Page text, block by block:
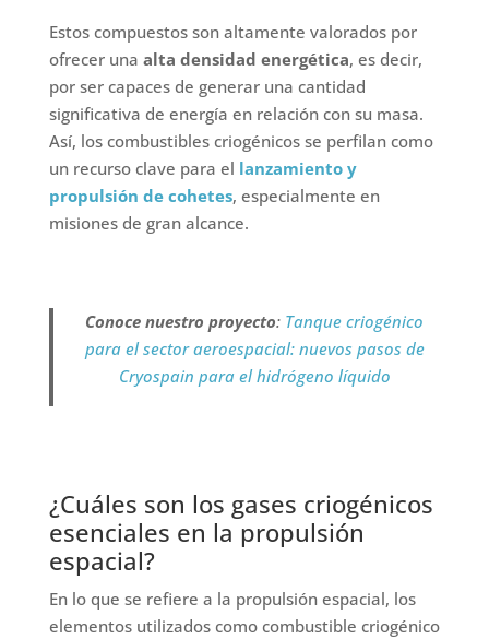
Estos compuestos son altamente valorados por
ofrecer una alta densidad energética, es decir,
por ser capaces de generar una cantidad
significativa de energía en relación con su masa.
Así, los combustibles criogénicos se perfilan como
un recurso clave para el lanzamiento y
propulsión de cohetes, especialmente en
misiones de gran alcance.
Conoce nuestro proyecto: Tanque criogénico
para el sector aeroespacial: nuevos pasos de
Cryospain para el hidrógeno líquido
¿Cuáles son los gases criogénicos
esenciales en la propulsión
espacial?
En lo que se refiere a la propulsión espacial, los
elementos utilizados como combustible criogénico